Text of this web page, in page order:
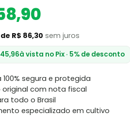
R$ 86,30 sem juros
à vista no Pix · 5% de desconto
segura e protegida
original com nota fiscal
todo o Brasil
especializado em cultivo